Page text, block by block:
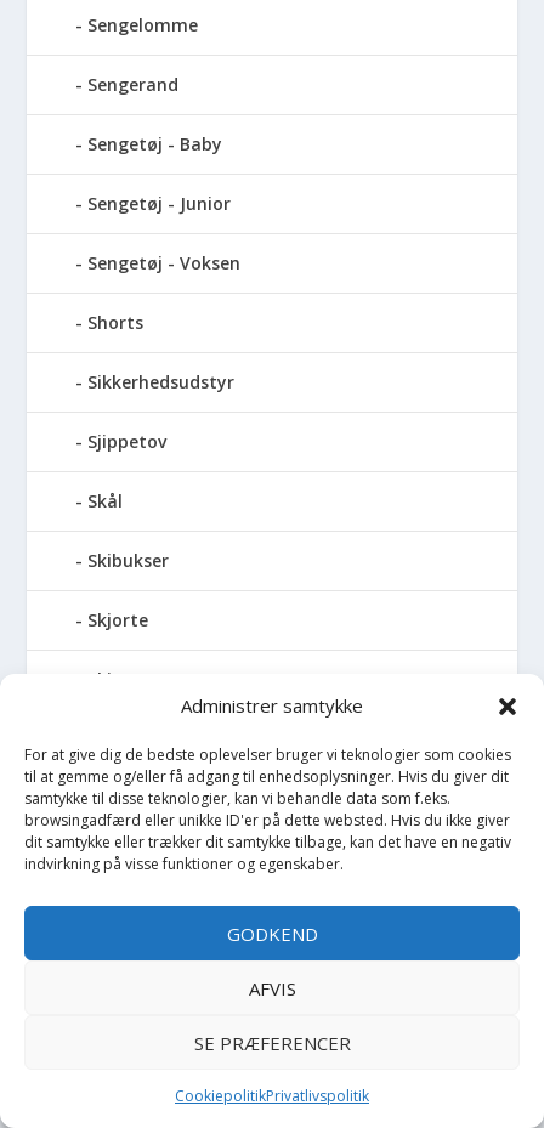
Administrer samtykke
For at give dig de bedste oplevelser bruger vi teknologier som cookies
til at gemme og/eller få adgang til enhedsoplysninger. Hvis du giver dit
samtykke til disse teknologier, kan vi behandle data som f.eks.
browsingadfærd eller unikke ID'er på dette websted. Hvis du ikke giver
dit samtykke eller trækker dit samtykke tilbage, kan det have en negativ
indvirkning på visse funktioner og egenskaber.
GODKEND
AFVIS
SE PRÆFERENCER
CookiepolitikPrivatlivspolitik
Sengelomme
Sengerand
Sengetøj - Baby
Sengetøj - Junior
Sengetøj - Voksen
Shorts
Sikkerhedsudstyr
Sjippetov
Skål
Skibukser
Skjorte
Skjorte K/Æ
Skoletaske
Skovl
Smækbukser